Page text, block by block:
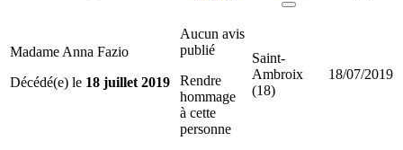
Madame Anna Fazio
Décédé(e) le 18 juillet 2019
Aucun avis
publié
Rendre
hommage
à cette
personne
Saint-
Ambroix
(18)
18/07/2019